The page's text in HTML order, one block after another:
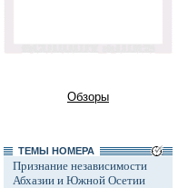
Обзоры
ТЕМЫ НОМЕРА
Признание независимости
Абхазии и Южной Осетии